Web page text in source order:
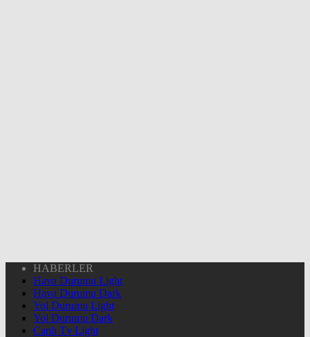
HABERLER
Hava Durumu Light
Hava Durumu Dark
Yol Durumu Light
Yol Durumu Dark
Canlı Tv Light